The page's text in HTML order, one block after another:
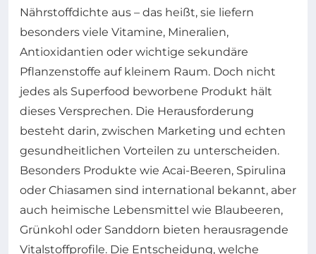
Nährstoffdichte aus – das heißt, sie liefern
besonders viele Vitamine, Mineralien,
Antioxidantien oder wichtige sekundäre
Pflanzenstoffe auf kleinem Raum. Doch nicht
jedes als Superfood beworbene Produkt hält
dieses Versprechen. Die Herausforderung
besteht darin, zwischen Marketing und echten
gesundheitlichen Vorteilen zu unterscheiden.
Besonders Produkte wie Acai-Beeren, Spirulina
oder Chiasamen sind international bekannt, aber
auch heimische Lebensmittel wie Blaubeeren,
Grünkohl oder Sanddorn bieten herausragende
Vitalstoffprofile. Die Entscheidung, welche